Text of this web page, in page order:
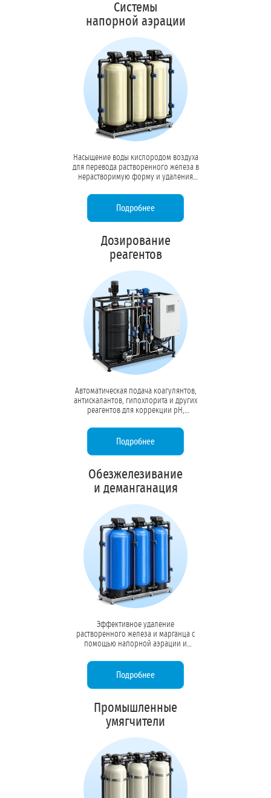
Системы
напорной аэрации
Насыщение воды кислородом воздуха
для перевода растворенного железа в
нерастворимую форму и удаления
Первый этап комплексной очистки
скважинной воды.
Подробнее
Дозирование
реагентов
Автоматическая подача коагулянтов,
антискалантов, гипохлорита и других
реагентов для коррекции pH,
обеззараживания. Точный контроль
дозировки насосами-дозаторами.
Подробнее
Обезжелезивание
и деманганация
Эффективное удаление
растворенного железа и марганца с
помощью напорной аэрации и
трубопроводы, теплообменники и
продукцию от ржавчины и
Подробнее
Промышленные
умягчители